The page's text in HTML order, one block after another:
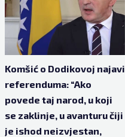
Komšić o Dodikovoj najavi
referenduma: “Ako
povede taj narod, u koji
se zaklinje, u avanturu čiji
je ishod neizvjestan,